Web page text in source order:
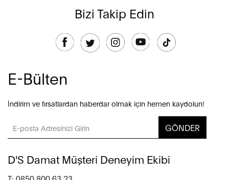
Bizi Takip Edin
E-Bülten
İndirim ve fırsatlardan haberdar olmak için hemen kaydolun!
GÖNDER
D'S Damat Müşteri Deneyim Ekibi